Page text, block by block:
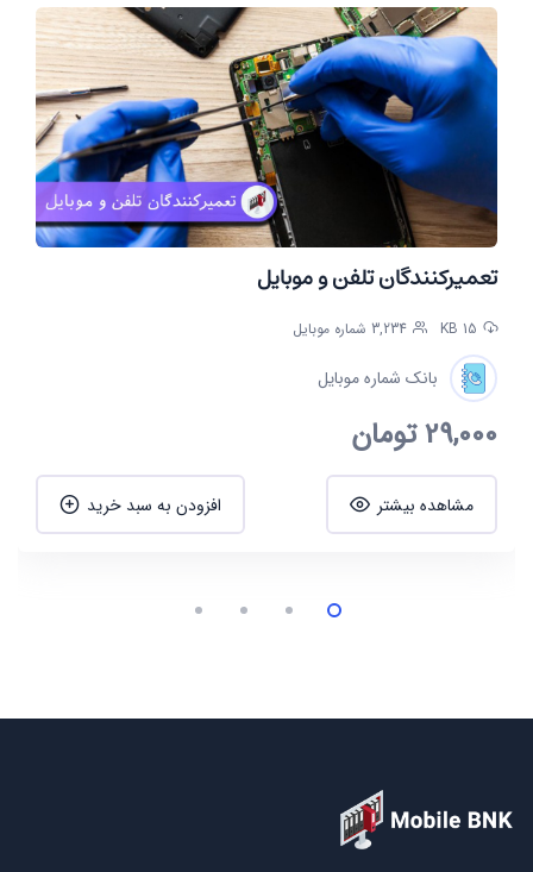
تعمیرکنندگان تلفن و موبایل
15 KB 3,234 شماره موبایل
بانک شماره موبایل
29,000تومان
مشاهده بیشتر افزودن به سبد خرید